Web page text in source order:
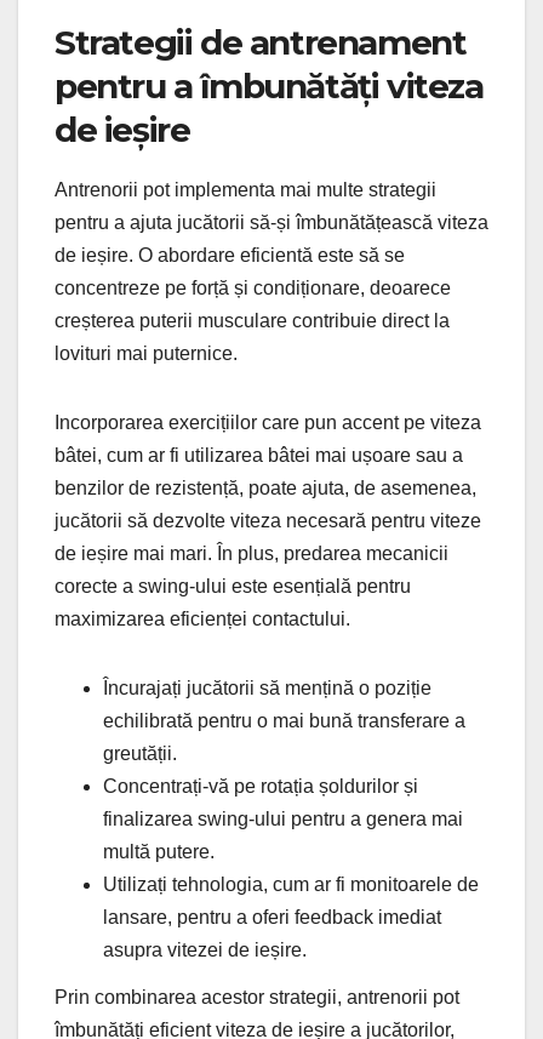
Strategii de antrenament
pentru a îmbunătăți viteza
de ieșire
Antrenorii pot implementa mai multe strategii
pentru a ajuta jucătorii să-și îmbunătățească viteza
de ieșire. O abordare eficientă este să se
concentreze pe forță și condiționare, deoarece
creșterea puterii musculare contribuie direct la
lovituri mai puternice.
Incorporarea exercițiilor care pun accent pe viteza
bâtei, cum ar fi utilizarea bâtei mai ușoare sau a
benzilor de rezistență, poate ajuta, de asemenea,
jucătorii să dezvolte viteza necesară pentru viteze
de ieșire mai mari. În plus, predarea mecanicii
corecte a swing-ului este esențială pentru
maximizarea eficienței contactului.
Încurajați jucătorii să mențină o poziție
echilibrată pentru o mai bună transferare a
greutății.
Concentrați-vă pe rotația șoldurilor și
finalizarea swing-ului pentru a genera mai
multă putere.
Utilizați tehnologia, cum ar fi monitoarele de
lansare, pentru a oferi feedback imediat
asupra vitezei de ieșire.
Prin combinarea acestor strategii, antrenorii pot
îmbunătăți eficient viteza de ieșire a jucătorilor,